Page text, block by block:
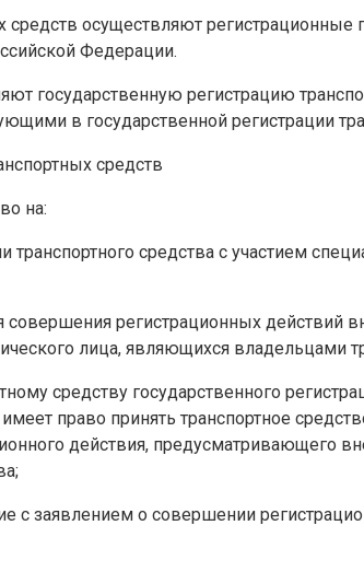
средств осуществляют
Федерации.
государственную регистрацию
в государственной регистрации
средств
на:
транспортного средства с участием
регистрационных действий
лица, являющихся владельцами
средству государственного
право принять транспортное
действия, предусматривающего
с заявлением о совершении